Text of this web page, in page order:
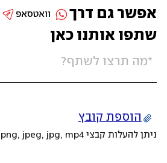
שתפו אותנו כאן
הוספת קובץ
ניתן להעלות קבצי mov, png, jpeg, jpg, mp4 עד 200MB
אפשר גם דרך וואטסאפ